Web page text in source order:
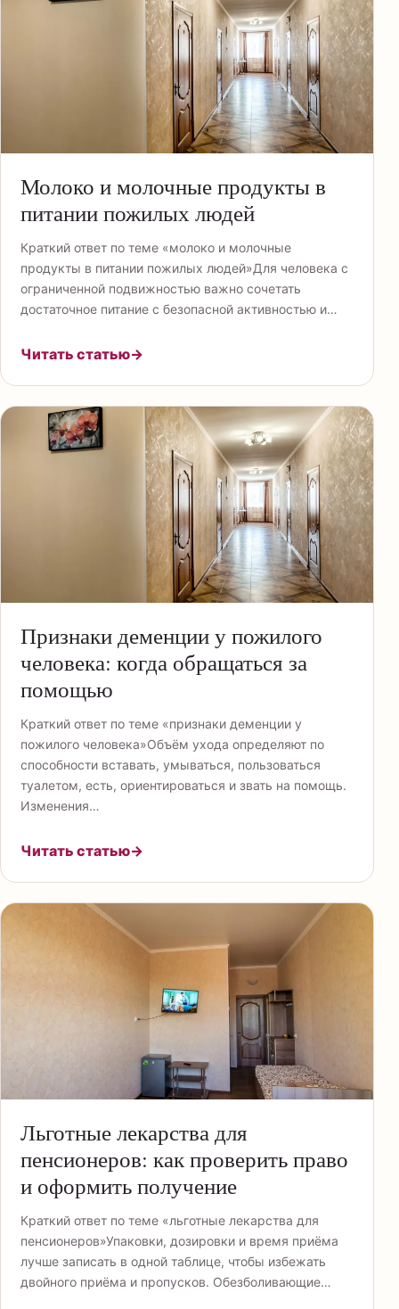
Молоко и молочные продукты в
питании пожилых людей
Краткий ответ по теме «молоко и молочные
продукты в питании пожилых людей»Для человека с
ограниченной подвижностью важно сочетать
достаточное питание с безопасной активностью и…
Читать статью→
Признаки деменции у пожилого
человека: когда обращаться за
помощью
Краткий ответ по теме «признаки деменции у
пожилого человека»Объём ухода определяют по
способности вставать, умываться, пользоваться
туалетом, есть, ориентироваться и звать на помощь.
Изменения…
Читать статью→
Льготные лекарства для
пенсионеров: как проверить право
и оформить получение
Краткий ответ по теме «льготные лекарства для
пенсионеров»Упаковки, дозировки и время приёма
лучше записать в одной таблице, чтобы избежать
двойного приёма и пропусков. Обезболивающие…